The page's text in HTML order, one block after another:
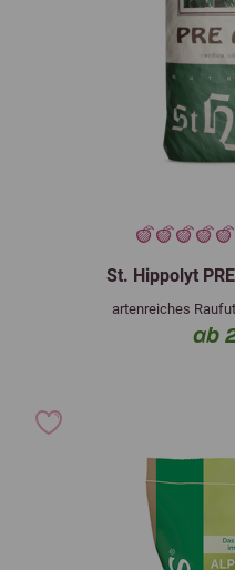
St. Hippolyt
artenreiches
ab